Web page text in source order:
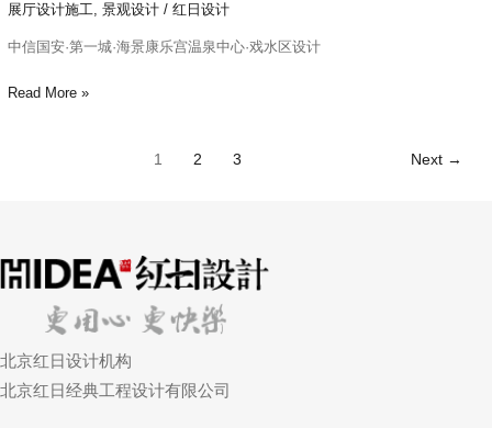
展厅设计施工, 景观设计/ 红日设计
中信国安·第一城·海景康乐宫温泉中心·戏水区设计
戏
水
设
Read More »
1 2 3 Next →
北京红日设计机构
北京红日经典工程设计有限公司